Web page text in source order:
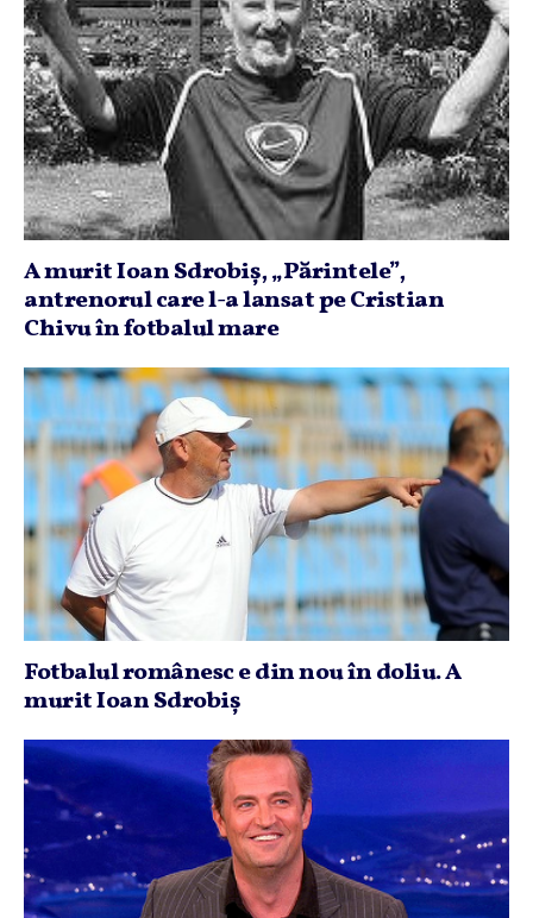
A murit Ioan Sdrobiş, „Părintele”,
antrenorul care l-a lansat pe Cristian
Chivu în fotbalul mare
Fotbalul românesc e din nou în doliu. A
murit Ioan Sdrobiş